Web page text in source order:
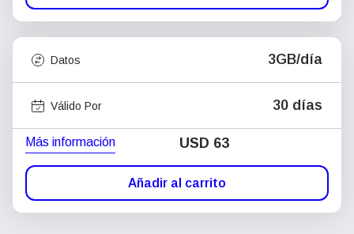
Datos 3GB/día
Válido Por 30 días
Más información USD 63
Añadir al carrito